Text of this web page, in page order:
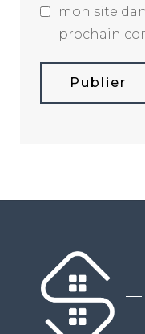
mon site
prochain
Publier